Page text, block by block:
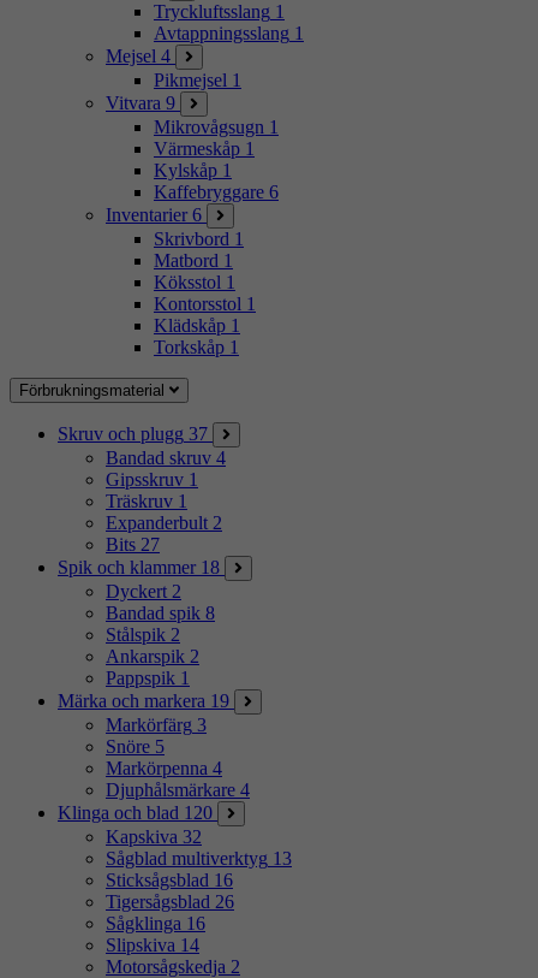
Tryckluftsslang 1
Avtappningsslang 1
Mejsel 4
Pikmejsel 1
Vitvara 9
Mikrovågsugn 1
Värmeskåp 1
Kylskåp 1
Kaffebryggare 6
Inventarier 6
Skrivbord 1
Matbord 1
Köksstol 1
Kontorsstol 1
Klädskåp 1
Torkskåp 1
Förbrukningsmaterial
Skruv och plugg 37
Bandad skruv 4
Gipsskruv 1
Träskruv 1
Expanderbult 2
Bits 27
Spik och klammer 18
Dyckert 2
Bandad spik 8
Stålspik 2
Ankarspik 2
Pappspik 1
Märka och markera 19
Markörfärg 3
Snöre 5
Markörpenna 4
Djuphålsmärkare 4
Klinga och blad 120
Kapskiva 32
Sågblad multiverktyg 13
Sticksågsblad 16
Tigersågsblad 26
Sågklinga 16
Slipskiva 14
Motorsågskedja 2